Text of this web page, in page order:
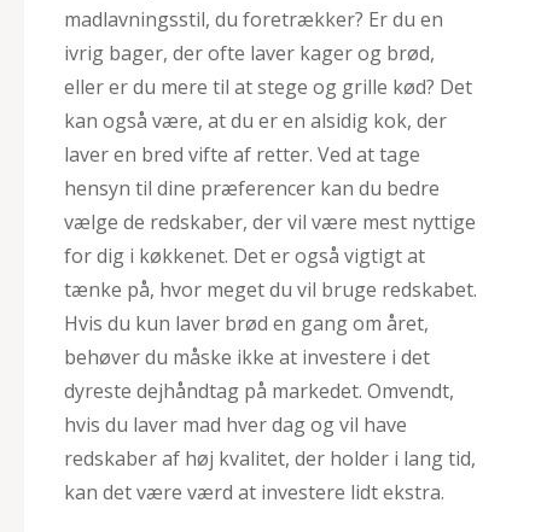
madlavningsstil, du foretrækker? Er du en
ivrig bager, der ofte laver kager og brød,
eller er du mere til at stege og grille kød? Det
kan også være, at du er en alsidig kok, der
laver en bred vifte af retter. Ved at tage
hensyn til dine præferencer kan du bedre
vælge de redskaber, der vil være mest nyttige
for dig i køkkenet. Det er også vigtigt at
tænke på, hvor meget du vil bruge redskabet.
Hvis du kun laver brød en gang om året,
behøver du måske ikke at investere i det
dyreste dejhåndtag på markedet. Omvendt,
hvis du laver mad hver dag og vil have
redskaber af høj kvalitet, der holder i lang tid,
kan det være værd at investere lidt ekstra.